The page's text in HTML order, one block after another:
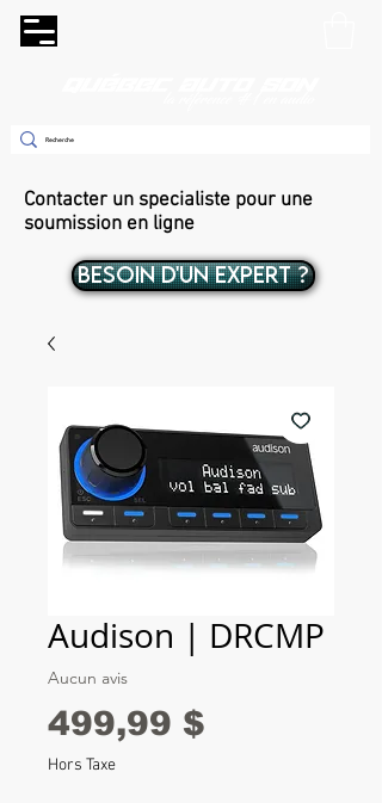
Contacter un specialiste pour une
soumission en ligne
BESOIN D'UN EXPERT ?
Audison | DRCMP
Aucun avis
499,99 $
Hors Taxe